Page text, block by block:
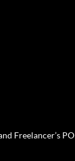
Freelancer’s